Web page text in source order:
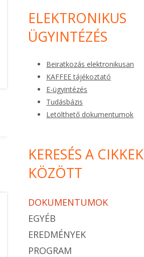
ELEKTRONIKUS
ÜGYINTÉZÉS
Beiratkozás elektronikusan
KAFFEE tájékoztató
E-ügyintézés
Tudásbázis
Letölthető dokumentumok
KERESÉS A CIKKEK
KÖZÖTT
DOKUMENTUMOK
EGYÉB
EREDMÉNYEK
PROGRAM